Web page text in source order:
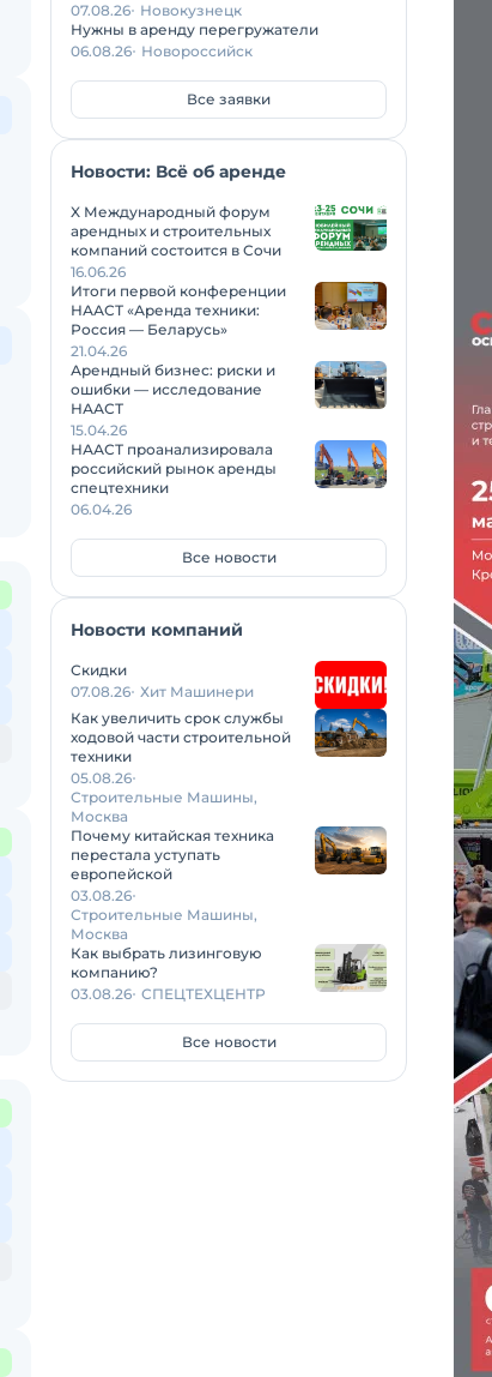
07.08.26 Новокузнецк
Нужны в аренду перегружатели
06.08.26 Новороссийск
Все заявки
Новости: Всё об аренде
X Международный форум
арендных и строительных
компаний состоится в Сочи
16.06.26
Итоги первой конференции
НААСТ «Аренда техники:
Россия — Беларусь»
21.04.26
Арендный бизнес: риски и
ошибки — исследование
НААСТ
15.04.26
НААСТ проанализировала
российский рынок аренды
спецтехники
06.04.26
Все новости
Новости компаний
Скидки
07.08.26 Хит Машинери
Как увеличить срок службы
ходовой части строительной
техники
05.08.26
Строительные Машины,
Москва
Почему китайская техника
перестала уступать
европейской
03.08.26
Строительные Машины,
Москва
Как выбрать лизинговую
компанию?
03.08.26 СПЕЦТЕХЦЕНТР
Все новости